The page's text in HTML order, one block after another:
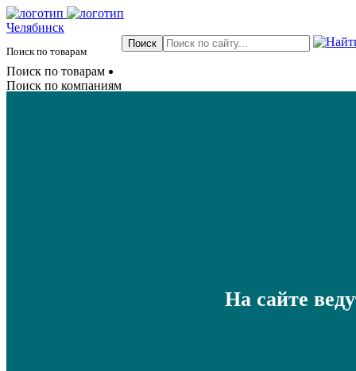
Челябинск
Поиск по товарам
Поиск по товарам
Поиск по компаниям
На сайте